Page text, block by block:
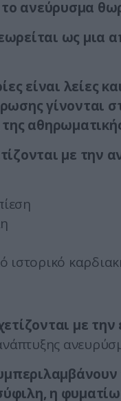
ανεύρυσμα
ως μια
είναι λείες
γίνονται
με την
ιστορικό
με
η